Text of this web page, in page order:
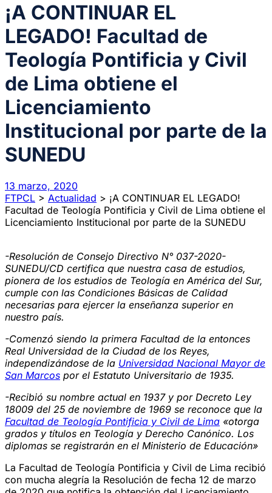
¡A CONTINUAR EL
LEGADO! Facultad de
Teología Pontificia y Civil
de Lima obtiene el
Licenciamiento
Institucional por parte de la
SUNEDU
13 marzo, 2020
FTPCL > Actualidad > ¡A CONTINUAR EL LEGADO!
Facultad de Teología Pontificia y Civil de Lima obtiene el
Licenciamiento Institucional por parte de la SUNEDU
-Resolución de Consejo Directivo N° 037-2020-
SUNEDU/CD certifica que nuestra casa de estudios,
pionera de los estudios de Teología en América del Sur,
cumple con las Condiciones Básicas de Calidad
necesarias para ejercer la enseñanza superior en
nuestro país.
-Comenzó siendo la primera Facultad de la entonces
Real Universidad de la Ciudad de los Reyes,
independizándose de la Universidad Nacional Mayor de
San Marcos por el Estatuto Universitario de 1935.
-Recibió su nombre actual en 1937 y por Decreto Ley
18009 del 25 de noviembre de 1969 se reconoce que la
Facultad de Teología Pontificia y Civil de Lima «otorga
grados y títulos en Teología y Derecho Canónico. Los
diplomas se registrarán en el Ministerio de Educación»
La Facultad de Teología Pontificia y Civil de Lima recibió
con mucha alegría la Resolución de fecha 12 de marzo